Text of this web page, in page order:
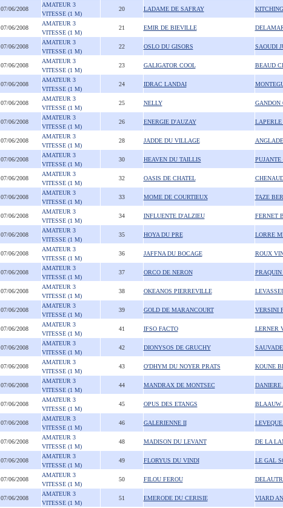
07/06/2008
AMATEUR 3
VITESSE (1 M)
20 LADAME DE SAFRAY
07/06/2008
AMATEUR 3
VITESSE (1 M)
21 EMIR DE BIEVILLE
07/06/2008
AMATEUR 3
VITESSE (1 M)
22 OSLO DU GISORS SAOUDI
07/06/2008
AMATEUR 3
VITESSE (1 M)
23 GALIGATOR COOL BEAUD
07/06/2008
AMATEUR 3
VITESSE (1 M)
24 IDRAC LANDAI
07/06/2008
AMATEUR 3
VITESSE (1 M)
25 NELLY GANDON
07/06/2008
AMATEUR 3
VITESSE (1 M)
26 ENERGIE D'AUZAY LAPERLE
07/06/2008
AMATEUR 3
VITESSE (1 M)
28 JADDE DU VILLAGE
07/06/2008
AMATEUR 3
VITESSE (1 M)
30 HEAVEN DU TAILLIS PUJANTE
07/06/2008
AMATEUR 3
VITESSE (1 M)
32 OASIS DE CHATEL
07/06/2008
AMATEUR 3
VITESSE (1 M)
33 MOME DE COURTIEUX TAZE
07/06/2008
AMATEUR 3
VITESSE (1 M)
34 INFLUENTE D'ALZIEU FERNET
07/06/2008
AMATEUR 3
VITESSE (1 M)
35 HOYA DU PRE LORRE
07/06/2008
AMATEUR 3
VITESSE (1 M)
36 JAFFNA DU BOCAGE ROUX
07/06/2008
AMATEUR 3
VITESSE (1 M)
37 ORCO DE NERON
07/06/2008
AMATEUR 3
VITESSE (1 M)
38 OKEANOS PIERREVILLE
07/06/2008
AMATEUR 3
VITESSE (1 M)
39 GOLD DE MARANCOURT VERSINI
07/06/2008
AMATEUR 3
VITESSE (1 M)
41 IFSO FACTO LERNER
07/06/2008
AMATEUR 3
VITESSE (1 M)
42 DIONYSOS DE GRUCHY
07/06/2008
AMATEUR 3
VITESSE (1 M)
43 O'DHYM DU NOYER PRATS KOUNE
07/06/2008
AMATEUR 3
VITESSE (1 M)
44 MANDRAX DE MONTSEC DANIERE
07/06/2008
AMATEUR 3
VITESSE (1 M)
45 OPUS DES ETANGS BLAAUW
07/06/2008
AMATEUR 3
VITESSE (1 M)
46 GALERIENNE II
07/06/2008
AMATEUR 3
VITESSE (1 M)
48 MADISON DU LEVANT DE LA
07/06/2008
AMATEUR 3
VITESSE (1 M)
49 FLORYUS DU VINDI LE GAL
07/06/2008
AMATEUR 3
VITESSE (1 M)
50 FILOU FEROU
07/06/2008
AMATEUR 3
VITESSE (1 M)
51 EMERODE DU CERISIE VIARD